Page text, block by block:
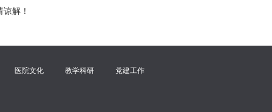
解！
医院文化 教学科研 党建工作